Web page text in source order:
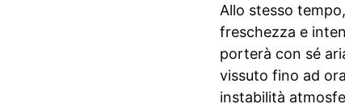
Allo stesso
freschezza e
porterà con sé
vissuto fino ad
instabilità